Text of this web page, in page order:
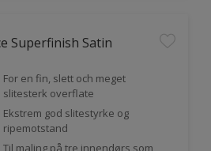
Superfinish Satin
For en fin, slett och meget
slitesterk overflate
Ekstrem god slitestyrke og
ripemotstand
Til maling på tre innendørs som